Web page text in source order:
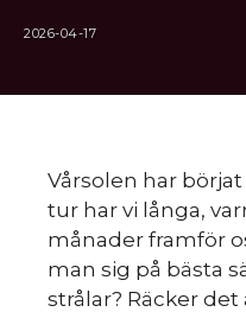
2026-04-17
Vårsolen har
tur har vi långa,
månader framför
man sig på bästa
strålar? Räcker